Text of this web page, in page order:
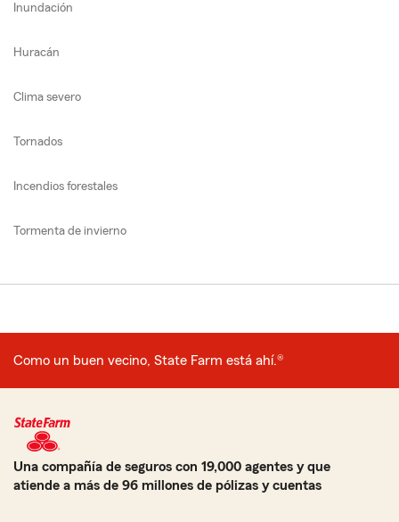
Inundación
Huracán
Clima severo
Tornados
Incendios forestales
Tormenta de invierno
Como un buen vecino, State Farm está ahí.®
Una compañía de seguros con 19,000 agentes y que
atiende a más de 96 millones de pólizas y cuentas